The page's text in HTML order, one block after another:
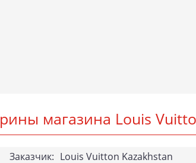
ма­гази­на Lo­uis
За­каз­чик: Louis Vuitton Kazakhstan